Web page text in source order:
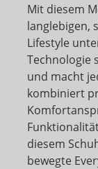
Mit diesem
langlebigen,
Lifestyle
Technologie
und macht
kombiniert
diesem
bewegte